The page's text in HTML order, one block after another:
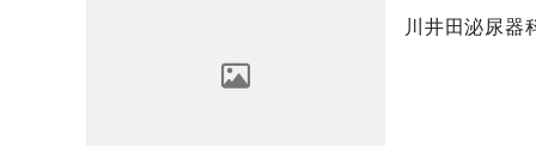
川井田泌尿器